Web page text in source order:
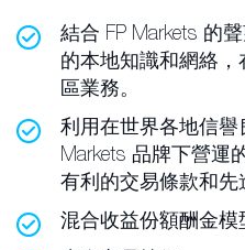
結合 FP Markets 的
的本地知識和網絡
區業務。
利用在世界各地信譽
Markets 品牌下營運
有利的交易條款和先
混合收益份額酬金模